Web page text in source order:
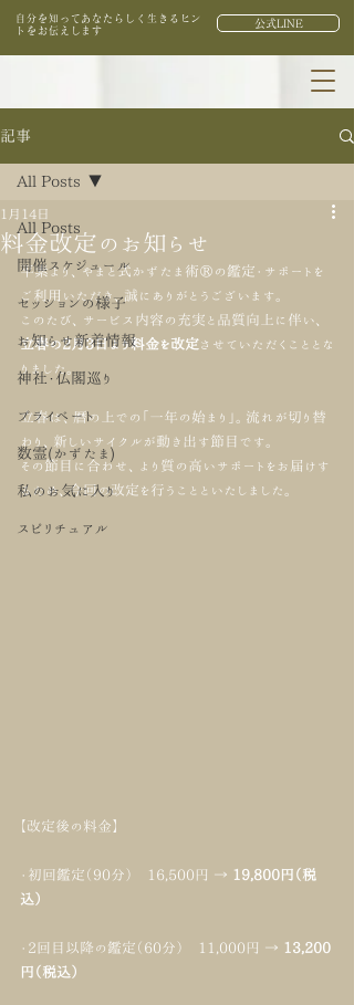
自分を知ってあなたらしく生きるヒン
トをお伝えします
公式LINE
記事
All Posts
開催スケジュール
セッションの様子
お知らせ新着情報
神社・仏閣巡り
プライベート
数霊(かずたま)
私のお気に入り
スピリチュアル
All Posts
料金改定のお知らせ
1月14日
平素より、やまと式かずたま術®の鑑定・サポートを
ご利用いただき、誠にありがとうございます。
このたび、サービス内容の充実と品質向上に伴い、
立春の2月3日より料金を改定させていただくこととな
りました。
立春は、暦の上での「一年の始まり」。流れが切り替
わり、新しいサイクルが動き出す節目です。
その節目に合わせ、より質の高いサポートをお届けす
るため、今回の改定を行うことといたしました。
【改定後の料金】
・初回鑑定（90分）　16,500円 → 19,800円（税
込）
・2回目以降の鑑定（60分）　11,000円 → 13,200
円（税込）